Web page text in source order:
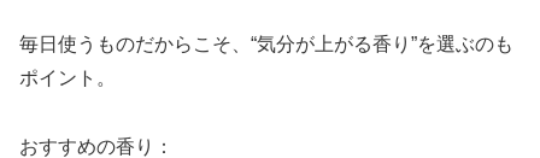
毎日使うものだからこそ、“気分が上がる香り”を選ぶのも
ポイント。
おすすめの香り：